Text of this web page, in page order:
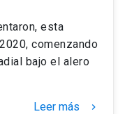
esta
comenzando
bajo el alero
Leer más keyboard_arrow_right